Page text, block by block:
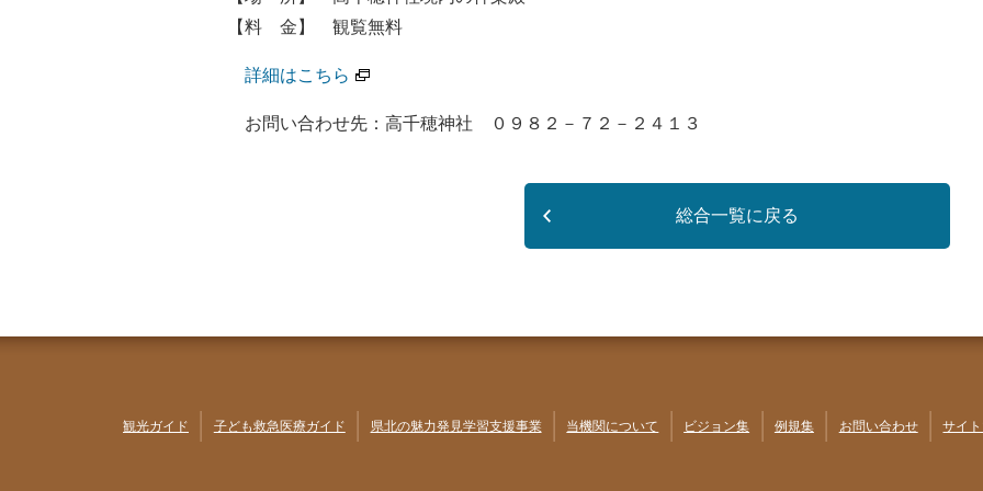
【料 金】 観覧無料
詳細はこちら
お問い合わせ先：高千穂神社 ０９８２－７２－２４１３
総合一覧に戻る
観光ガイド 子ども救急医療ガイド 県北の魅力発見学習支援事業 当機関について ビジョン集 例規集 お問い合わせ サイ